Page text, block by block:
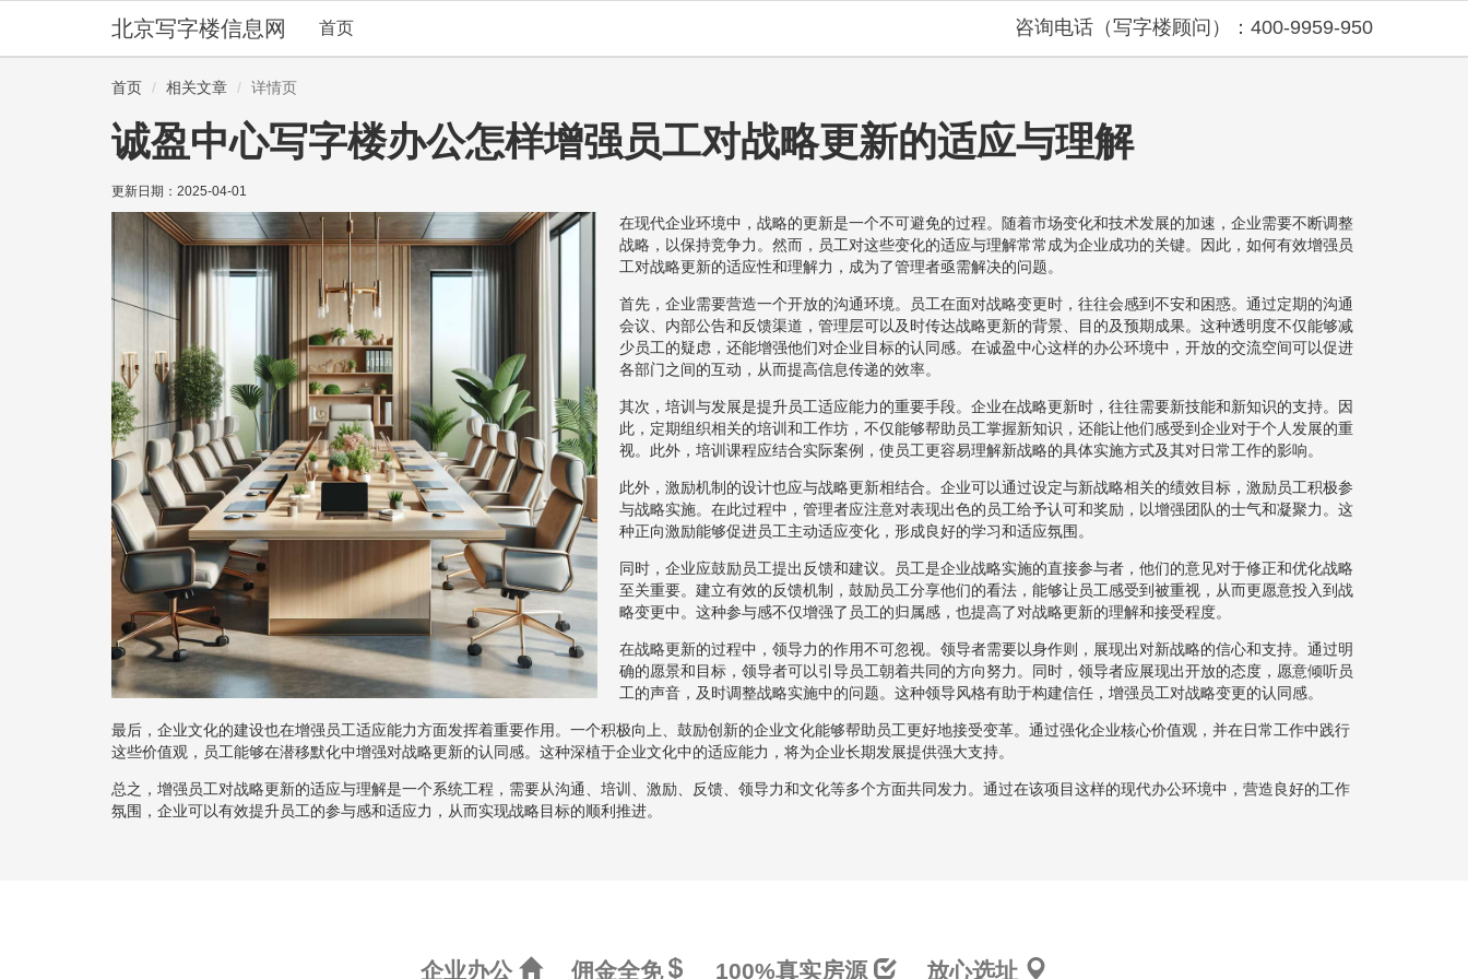
北京写字楼信息网 首页 咨询电话（写字楼顾问）：400-9959-950
首页 相关文章 详情页
诚盈中心写字楼办公怎样增强员工对战略更新的适应与理解
更新日期： 2025-04-01
在现代企业环境中，战略的更新是一个不可避免的过程。随着市场变化和技术发展的加速，企业需要不断调整
战略，以保持竞争力。然而，员工对这些变化的适应与理解常常成为企业成功的关键。因此，如何有效增强员
工对战略更新的适应性和理解力，成为了管理者亟需解决的问题。
首先，企业需要营造一个开放的沟通环境。员工在面对战略变更时，往往会感到不安和困惑。通过定期的沟通
会议、内部公告和反馈渠道，管理层可以及时传达战略更新的背景、目的及预期成果。这种透明度不仅能够减
少员工的疑虑，还能增强他们对企业目标的认同感。在诚盈中心这样的办公环境中，开放的交流空间可以促进
各部门之间的互动，从而提高信息传递的效率。
其次，培训与发展是提升员工适应能力的重要手段。企业在战略更新时，往往需要新技能和新知识的支持。因
此，定期组织相关的培训和工作坊，不仅能够帮助员工掌握新知识，还能让他们感受到企业对于个人发展的重
视。此外，培训课程应结合实际案例，使员工更容易理解新战略的具体实施方式及其对日常工作的影响。
此外，激励机制的设计也应与战略更新相结合。企业可以通过设定与新战略相关的绩效目标，激励员工积极参
与战略实施。在此过程中，管理者应注意对表现出色的员工给予认可和奖励，以增强团队的士气和凝聚力。这
种正向激励能够促进员工主动适应变化，形成良好的学习和适应氛围。
同时，企业应鼓励员工提出反馈和建议。员工是企业战略实施的直接参与者，他们的意见对于修正和优化战略
至关重要。建立有效的反馈机制，鼓励员工分享他们的看法，能够让员工感受到被重视，从而更愿意投入到战
略变更中。这种参与感不仅增强了员工的归属感，也提高了对战略更新的理解和接受程度。
在战略更新的过程中，领导力的作用不可忽视。领导者需要以身作则，展现出对新战略的信心和支持。通过明
确的愿景和目标，领导者可以引导员工朝着共同的方向努力。同时，领导者应展现出开放的态度，愿意倾听员
工的声音，及时调整战略实施中的问题。这种领导风格有助于构建信任，增强员工对战略变更的认同感。
最后，企业文化的建设也在增强员工适应能力方面发挥着重要作用。一个积极向上、鼓励创新的企业文化能够帮助员工更好地接受变革。通过强化企业核心价值观，并在日常工作中践行
这些价值观，员工能够在潜移默化中增强对战略更新的认同感。这种深植于企业文化中的适应能力，将为企业长期发展提供强大支持。
总之，增强员工对战略更新的适应与理解是一个系统工程，需要从沟通、培训、激励、反馈、领导力和文化等多个方面共同发力。通过在该项目这样的现代办公环境中，营造良好的工作
氛围，企业可以有效提升员工的参与感和适应力，从而实现战略目标的顺利推进。
企业办公 佣金全免 100%真实房源 放心选址